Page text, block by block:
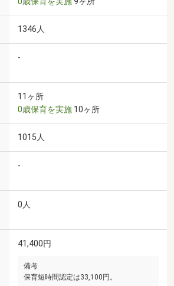
1346人
-
11ヶ所
0歳保育を実施 10ヶ所
1015人
-
0人
41,400円
備考
保育短時間認定は33,100円。